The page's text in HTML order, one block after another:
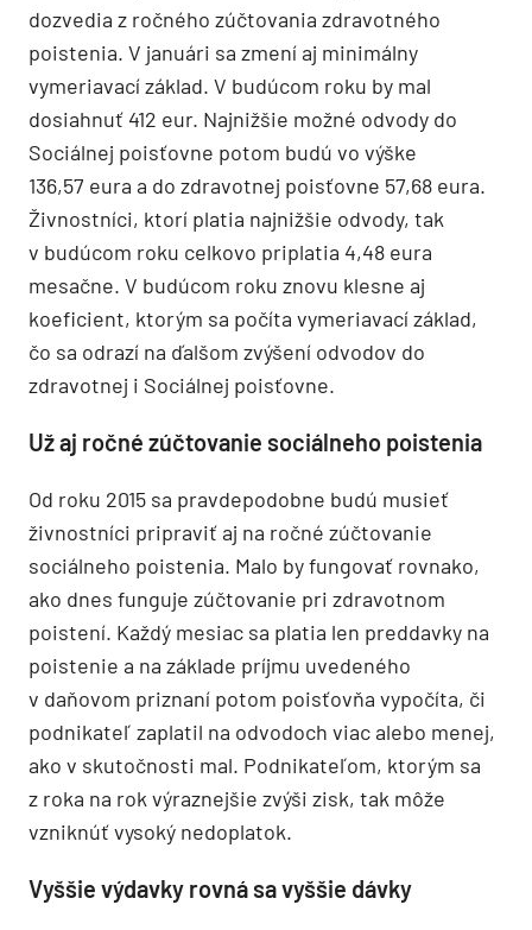
dozvedia z ročného zúčtovania zdravotného
poistenia. V januári sa zmení aj minimálny
vymeriavací základ. V budúcom roku by mal
dosiahnuť 412 eur. Najnižšie možné odvody do
Sociálnej poisťovne potom budú vo výške
136,57 eura a do zdravotnej poisťovne 57,68 eura.
Živnostníci, ktorí platia najnižšie odvody, tak
v budúcom roku celkovo priplatia 4,48 eura
mesačne. V budúcom roku znovu klesne aj
koeficient, ktorým sa počíta vymeriavací základ,
čo sa odrazí na ďalšom zvýšení odvodov do
zdravotnej i Sociálnej poisťovne.
Už aj ročné zúčtovanie sociálneho poistenia
Od roku 2015 sa pravdepodobne budú musieť
živnostníci pripraviť aj na ročné zúčtovanie
sociálneho poistenia. Malo by fungovať rovnako,
ako dnes funguje zúčtovanie pri zdravotnom
poistení. Každý mesiac sa platia len preddavky na
poistenie a na základe príjmu uvedeného
v daňovom priznaní potom poisťovňa vypočíta, či
podnikateľ zaplatil na odvodoch viac alebo menej,
ako v skutočnosti mal. Podnikateľom, ktorým sa
z roka na rok výraznejšie zvýši zisk, tak môže
vzniknúť vysoký nedoplatok.
Vyššie výdavky rovná sa vyššie dávky